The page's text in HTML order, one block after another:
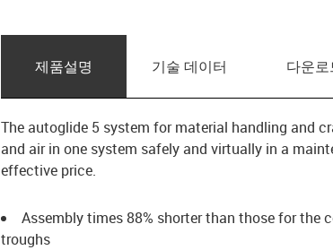
제품­설명 기술 데이터 다운로
The autoglide 5 system for material handling and
and air in one system safely and virtually in a
effective price.
Assembly times 88% shorter than those for
troughs